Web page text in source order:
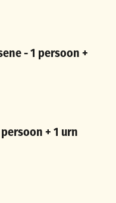
- 1 persoon +
+ 1 urn